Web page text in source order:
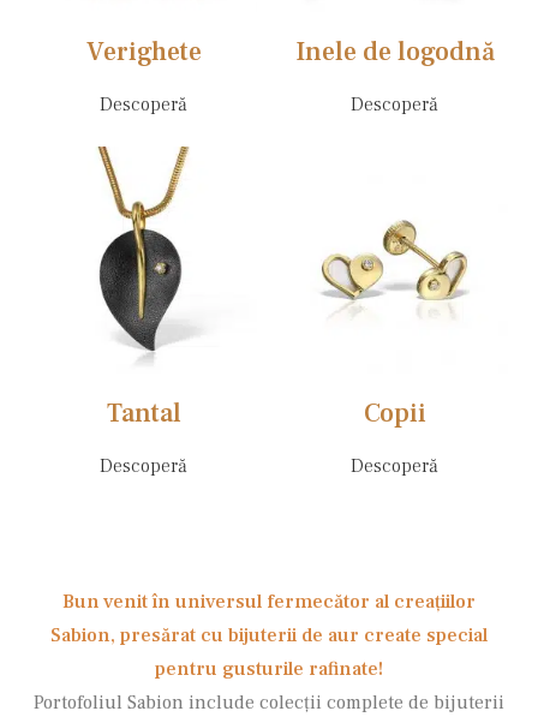
Verighete
Descoperă
Inele de logodnă
Descoperă
Tantal
Descoperă
Copii
Descoperă
Bun venit în universul fermecător al creațiilor
Sabion, presărat cu bijuterii de aur create special
pentru gusturile rafinate!
Portofoliul Sabion include colecții complete de bijuterii